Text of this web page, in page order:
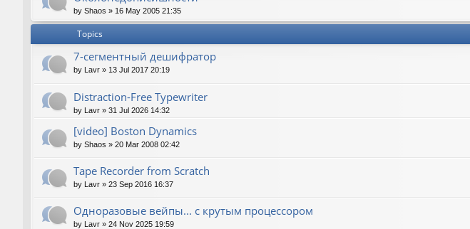
by Shaos » 16 May 2005 21:35
Topics
7-сегментный дешифратор
by Lavr » 13 Jul 2017 20:19
Distraction-Free Typewriter
by Lavr » 31 Jul 2026 14:32
[video] Boston Dynamics
by Shaos » 20 Mar 2008 02:42
Tape Recorder from Scratch
by Lavr » 23 Sep 2016 16:37
Одноразовые вейпы... с крутым процессором
by Lavr » 24 Nov 2025 19:59